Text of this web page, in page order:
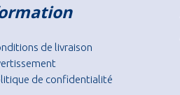
de livraison
de confidentialité